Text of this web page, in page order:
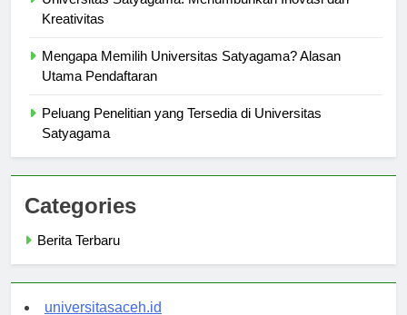
Universitas Satyagama: Menumbuhkan Inovasi dan
Mengapa Memilih Universitas Satyagama? Alasan
Peluang Penelitian yang Tersedia di Universitas
Categories